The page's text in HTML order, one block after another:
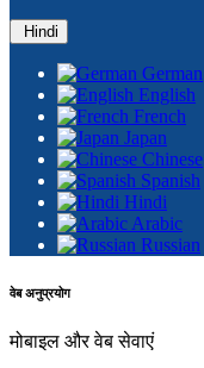
Hindi
German
English
French
Japan
Chinese
Spanish
Hindi
Arabic
Russian
वेब अनुप्रयोग
मोबाइल और वेब सेवाएं